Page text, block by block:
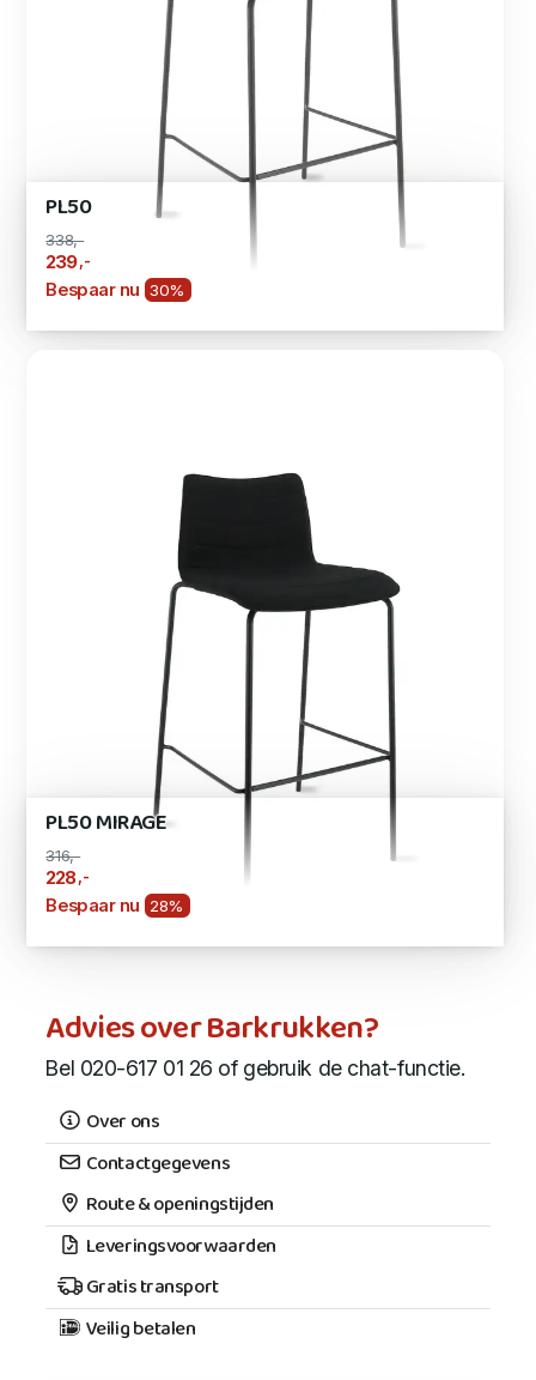
PL50
338,-
239 ,-
Bespaar nu 30%
PL50 MIRAGE
316,-
228 ,-
Bespaar nu 28%
Advies over Barkrukken?
Bel 020-617 01 26 of gebruik de chat-functie.
Over ons
Contactgegevens
Route & openingstijden
Leveringsvoorwaarden
Gratis transport
Veilig betalen